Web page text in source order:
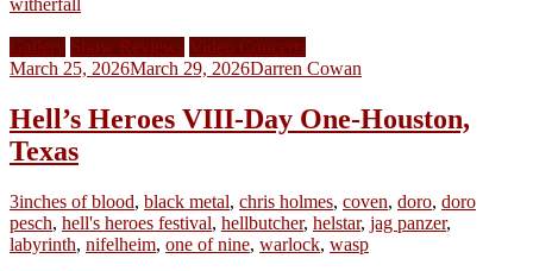
witherfall
Gallery Show Reviews Video Concerts
March 25, 2026March 29, 2026Darren Cowan
Hell’s Heroes VIII-Day One-Houston,
Texas
3inches of blood, black metal, chris holmes, coven, doro, doro
pesch, hell's heroes festival, hellbutcher, helstar, jag panzer,
labyrinth, nifelheim, one of nine, warlock, wasp